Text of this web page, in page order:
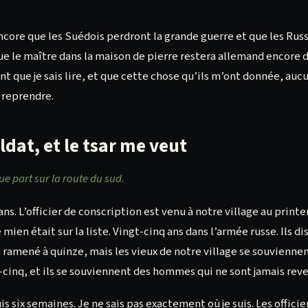
que les Suédois perdront la grande guerre et que les
le maître dans la maison de pierre restera allemand encore
que je sais lire, et que cette chose qu’ils m’ont donnée,
et le tsar me veut
part sur la route du sud.
L’officier de conscription est venu à notre village au
mien était sur la liste. Vingt-cinq ans dans l’armée russe. Ils
à quinze, mais les vieux de notre village se
et ils se souviennent des hommes qui ne sont jamais
six semaines. Je ne sais pas exactement où je suis. Les